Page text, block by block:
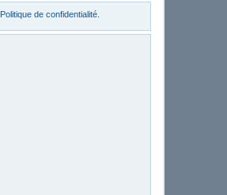
Politique de confidentialité